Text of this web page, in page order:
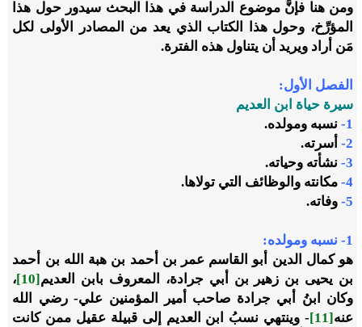
ومن هنا فإنَّ موضوع الدراسة في هذا البحث سيدور حول هذا
المؤرِّخ، وحول هذا الكتاب الذي يعد من المصادر الأولى لكل
مَن أراد ويريد أن يتناول هذه الفترة.
الفصل الأول:
سيرة حياة ابن العديم
1-
نسبه ومولده.
2-
أسرته.
3- نشأته وحياته.
4- مكانته والوظائف التي تولاها.
5- وفاته.
1- نسبه ومولده:
هو كمال الدين أبو القاسم عمر بن أحمد بن هبة الله بن أحمد
بن يحيى بن زهير بن أبي جرادة، المعروف بابن العديم [10]
،
وكان ابنُ أبي جرادة صاحب أمير المؤمنين علي- رضي الله
عنه [11] - وينتهي نسبُ ابن العديم إلى قبيلة عقيل ممن كانت